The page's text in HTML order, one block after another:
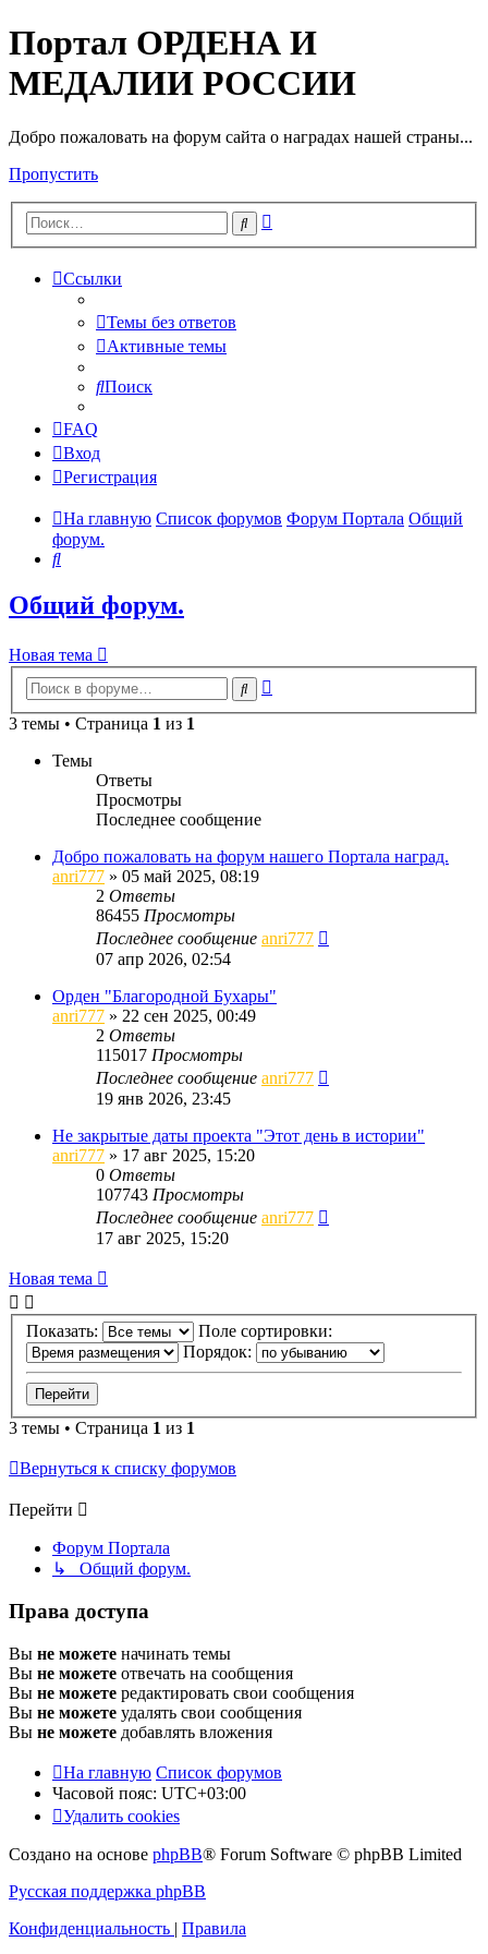
Портал ОРДЕНА И
МЕДАЛИИ РОССИИ
Добро пожаловать на форум сайта о наградах нашей страны...
Пропустить
Поиск
Ссылки
Темы без ответов
Активные темы
Поиск
FAQ
Вход
Регистрация
На главную Список форумов Форум Портала Общий
форум.
Поиск
Общий форум.
Новая тема
Поиск
3 темы • Страница 1 из 1
Темы
Ответы
Просмотры
Последнее сообщение
Добро пожаловать на форум нашего Портала наград.
anri777 » 05 май 2025, 08:19
2 Ответы
86455 Просмотры
Последнее сообщение anri777
07 апр 2026, 02:54
Орден "Благородной Бухары"
anri777 » 22 сен 2025, 00:49
2 Ответы
115017 Просмотры
Последнее сообщение anri777
19 янв 2026, 23:45
Не закрытые даты проекта "Этот день в истории"
anri777 » 17 авг 2025, 15:20
0 Ответы
107743 Просмотры
Последнее сообщение anri777
17 авг 2025, 15:20
Новая тема
Показать:
Поле сортировки:
Порядок:
3 темы • Страница 1 из 1
Вернуться к списку форумов
Перейти
Форум Портала
↳ Общий форум.
Права доступа
Вы не можете начинать темы
Вы не можете отвечать на сообщения
Вы не можете редактировать свои сообщения
Вы не можете удалять свои сообщения
Вы не можете добавлять вложения
На главную Список форумов
Часовой пояс: UTC+03:00
Удалить cookies
Создано на основе phpBB® Forum Software © phpBB Limited
Русская поддержка phpBB
Конфиденциальность | Правила